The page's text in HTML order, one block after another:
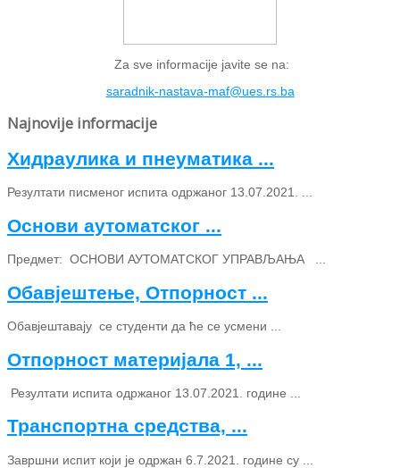
Za sve informacije javite se na:
saradnik-nastava-maf@ues.rs.ba
Najnovije informacije
Хидраулика и пнеуматика ...
Резултати писменог испита одржаног 13.07.2021. ...
Основи аутоматског ...
Предмет: ОСНОВИ АУТОМАТСКОГ УПРАВЉАЊА ...
Обавјештење, Отпорност ...
Обавјештавају се студенти да ће се усмени ...
Отпорност материјала 1, ...
Резултати испита одржаног 13.07.2021. године ...
Транспортна средства, ...
Завршни испит који је одржан 6.7.2021. године су ...